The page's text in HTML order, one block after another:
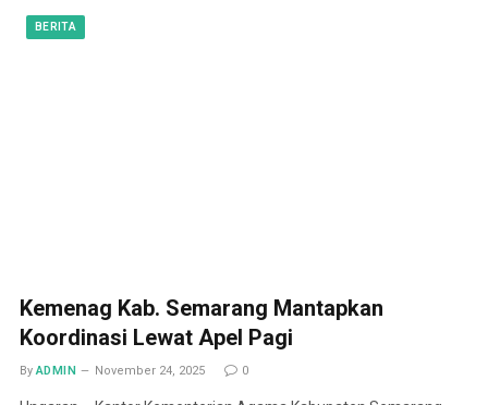
BERITA
Kemenag Kab. Semarang Mantapkan
Koordinasi Lewat Apel Pagi
By ADMIN November 24, 2025 0